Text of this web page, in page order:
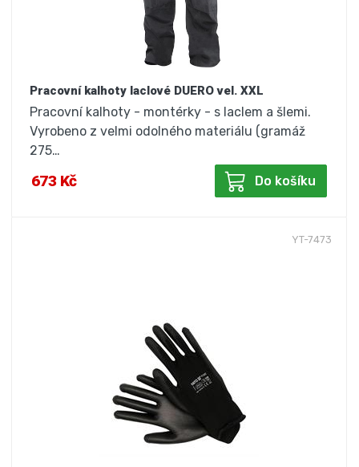
Pracovní kalhoty laclové DUERO vel. XXL
Pracovní kalhoty - montérky - s laclem a šlemi.
Vyrobeno z velmi odolného materiálu (gramáž
275…
673 Kč Do košíku
YT-7473